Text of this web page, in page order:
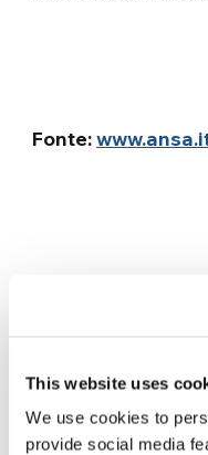
This website uses
We use cookies to
provide social media
Fonte: